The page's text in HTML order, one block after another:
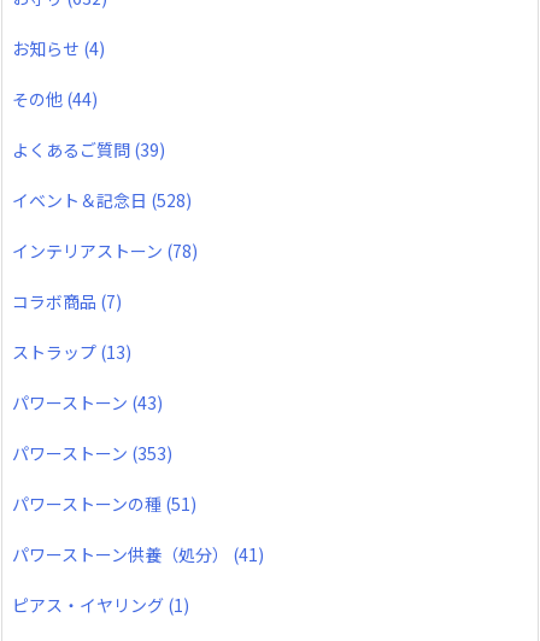
お知らせ (4)
その他 (44)
よくあるご質問 (39)
イベント＆記念日 (528)
インテリアストーン (78)
コラボ商品 (7)
ストラップ (13)
パワーストーン (43)
パワーストーン (353)
パワーストーンの種 (51)
パワーストーン供養（処分） (41)
ピアス・イヤリング (1)